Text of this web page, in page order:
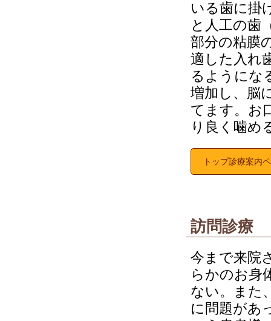
いる歯に掛
と人工の歯
部分の粘膜
適した入れ
るようにな
増加し、脳
てます。お
り良く噛め
トップ診療案内
訪問診療
今まで来院
らかのお身
ない。また
に問題があ